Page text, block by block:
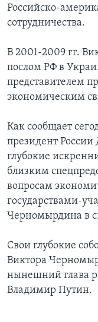
Российско-
сотрудничества.
В 2001-2009 гг.
послом РФ в
представителем
экономическим
Как сообщает
президент
глубокие
близким
вопросам
государствами-
Черномырдина в
Свои глубокие
Виктора
нынешний глава
Владимир Путин.